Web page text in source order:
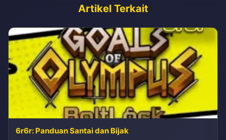
Artikel Terkait
6r6r: Panduan Santai dan Bijak